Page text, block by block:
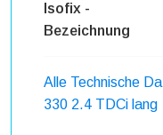
Isofix -
Bezeichnung
Alle Technische
330 2.4 TDCi lang